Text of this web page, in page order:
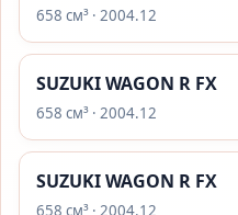
658 см³ · 2004.12
SUZUKI WAGON R FX
658 см³ · 2004.12
SUZUKI WAGON R FX
658 см³ · 2004.12